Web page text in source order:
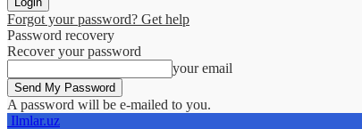
Forgot your password? Get help
Password recovery
Recover your password
your email
A password will be e-mailed to you.
Ilmlar.uz